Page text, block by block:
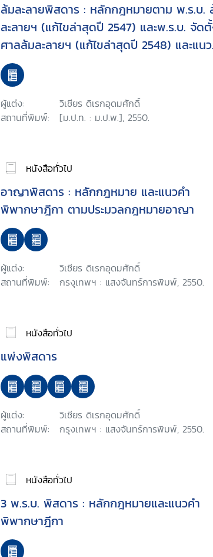
ล้มละลายพิสดาร : หลักกฎหมายตาม พ.ร.บ.
ละลายฯ (แก้ไขล่าสุดปี 2547) และพ.ร.บ. จัด
ศาลล้มละลายฯ (แก้ไขล่าสุดปี 2548) และแนว
พิพากษาฎีกาที่น่าสนใจ
ผู้แต่ง:
วิเชียร ดิเรกอุดมศักดิ์
สถานที่พิมพ์:
[ม.ป.ท. : ม.ป.พ.], 2550.
หนังสือทั่วไป
อาญาพิสดาร : หลักกฎหมาย และแนวคำ
พิพากษาฎีกา ตามประมวลกฎหมายอาญา
ผู้แต่ง:
วิเชียร ดิเรกอุดมศักดิ์
สถานที่พิมพ์:
กรงุเทพฯ : แสงจันทร์การพิมพ์, 2550.
หนังสือทั่วไป
แพ่งพิสดาร
ผู้แต่ง:
วิเชียร ดิเรกอุดมศักดิ์
สถานที่พิมพ์:
กรุงเทพฯ : แสงจันทร์การพิมพ์, 2550.
หนังสือทั่วไป
3 พ.ร.บ. พิสดาร : หลักกฎหมายและแนวคำ
พิพากษาฎีกา